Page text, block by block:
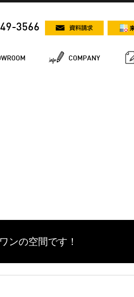
3566
COMPANY
ンの空間です！